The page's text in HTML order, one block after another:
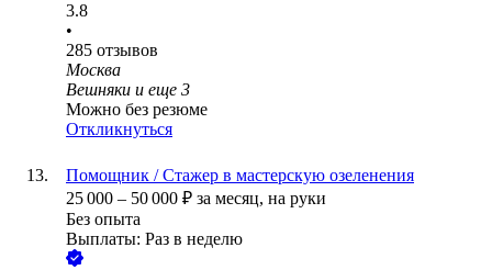
3.8
•
285 отзывов
Москва
Вешняки и еще 3
Можно без резюме
Откликнуться
Помощник / Стажер в мастерскую озеленения
25 000 – 50 000 ₽ за месяц, на руки
Без опыта
Выплаты: Раз в неделю